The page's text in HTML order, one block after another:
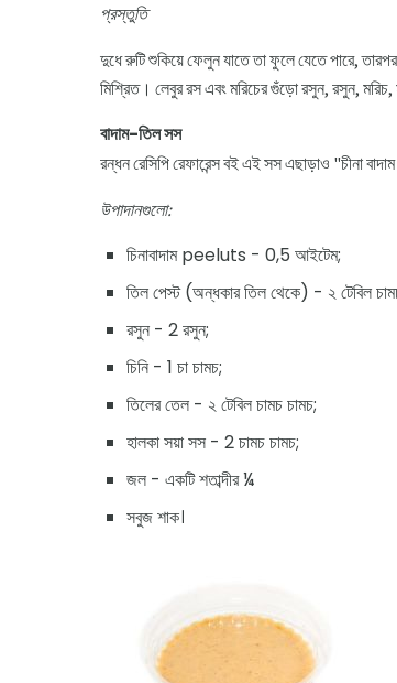
প্রস্তুতি
দুধে রুটি শুকিয়ে ফেলুন যাতে তা ফুলে যেতে পারে,
মিশ্রিত। লেবুর রস এবং মরিচের গুঁড়ো রসুন, রসুন, মরিচ,
বাদাম-তিল সস
রন্ধন রেসিপি রেফারেন্স বই এই সস এছাড়াও "চীনা
উপাদানগুলো:
চিনাবাদাম peeluts - 0,5 আইটেম;
তিল পেস্ট (অন্ধকার তিল থেকে) - ২ টেবিল
রসুন - 2 রসুন;
চিনি - 1 চা চামচ;
তিলের তেল - ২ টেবিল চামচ চামচ;
হালকা সয়া সস - 2 চামচ চামচ;
জল - একটি শতাব্দীর ¼
সবুজ শাক।